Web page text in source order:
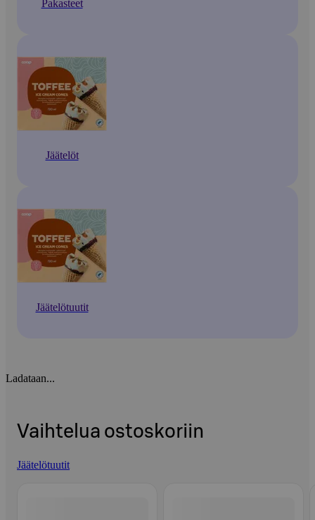
Pakasteet
Jäätelöt
Jäätelötuutit
Ladataan...
Vaihtelua ostoskoriin
Jäätelötuutit